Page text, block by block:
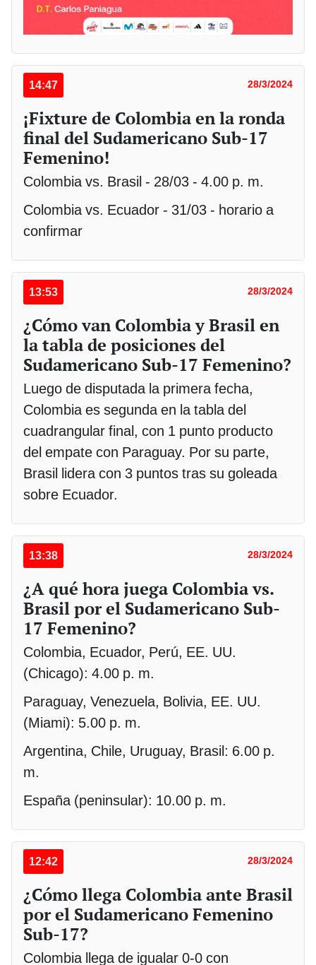
14:47 28/3/2024
¡Fixture de Colombia en la ronda
final del Sudamericano Sub-17
Femenino!
Colombia vs. Brasil - 28/03 - 4.00 p. m.
Colombia vs. Ecuador - 31/03 - horario a
confirmar
13:53 28/3/2024
¿Cómo van Colombia y Brasil en
la tabla de posiciones del
Sudamericano Sub-17 Femenino?
Luego de disputada la primera fecha,
Colombia es segunda en la tabla del
cuadrangular final, con 1 punto producto
del empate con Paraguay. Por su parte,
Brasil lidera con 3 puntos tras su goleada
sobre Ecuador.
13:38 28/3/2024
¿A qué hora juega Colombia vs.
Brasil por el Sudamericano Sub-
17 Femenino?
Colombia, Ecuador, Perú, EE. UU.
(Chicago): 4.00 p. m.
Paraguay, Venezuela, Bolivia, EE. UU.
(Miami): 5.00 p. m.
Argentina, Chile, Uruguay, Brasil: 6.00 p.
m.
España (peninsular): 10.00 p. m.
12:42 28/3/2024
¿Cómo llega Colombia ante Brasil
por el Sudamericano Femenino
Sub-17?
Colombia llega de igualar 0-0 con